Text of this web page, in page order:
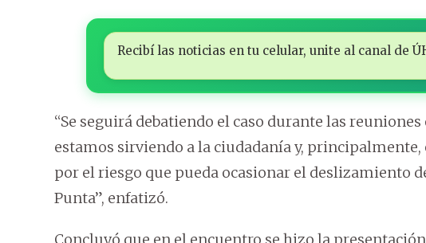
Recibí las noticias en tu celular, unite al canal de
“Se seguirá debatiendo el caso durante las
estamos sirviendo a la ciudadanía y,
por el riesgo que pueda ocasionar el deslizamiento
Punta”, enfatizó.